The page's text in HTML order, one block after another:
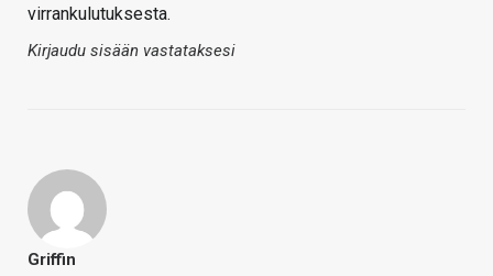
virrankulutuksesta.
Kirjaudu sisään vastataksesi
Griffin